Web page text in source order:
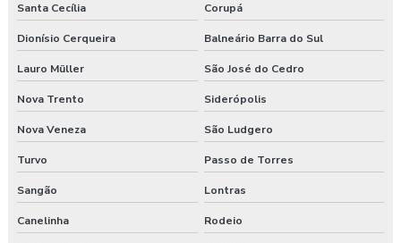
Projeto de recuperação estrutural
Projeto de reforço estrutural
Projeto de reforço em fibra de carbono
Projetos acústicos para estúdios
Projetos estruturais de casas
Santa Cecília Corupá
Dionísio Cerqueira Balneário Barra do Sul
Lauro Müller São José do Cedro
Nova Trento Siderópolis
Nova Veneza São Ludgero
Turvo Passo de Torres
Sangão Lontras
Canelinha Rodeio